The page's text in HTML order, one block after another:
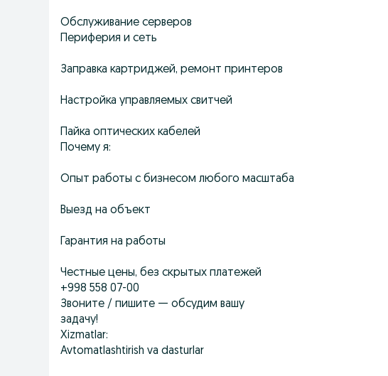
Обслуживание серверов
Периферия и сеть
Заправка картриджей, ремонт принтеров
Настройка управляемых свитчей
Пайка оптических кабелей
Почему я:
Опыт работы с бизнесом любого масштаба
Выезд на объект
Гарантия на работы
Честные цены, без скрытых платежей
+998 558 07-00
Звоните / пишите — обсудим вашу
задачу!
Xizmatlar:
Avtomatlashtirish va dasturlar